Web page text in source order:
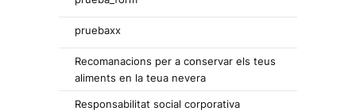
pruebaxx
Recomanacions per a conservar els teus
aliments en la teua nevera
Responsabilitat social corporativa